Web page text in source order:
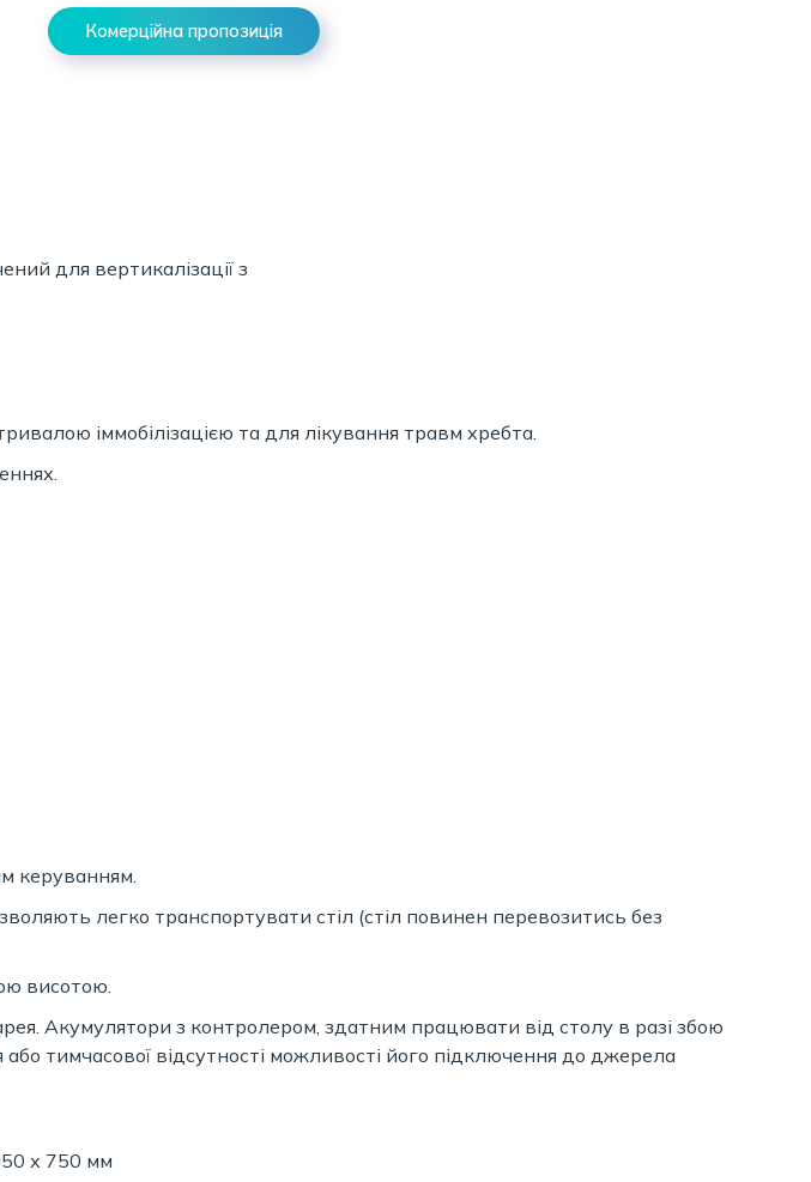
Комерційна пропозиція
для вертикалізації з
іммобілізацією та для лікування травм хребта.
керуванням.
легко транспортувати стіл (стіл повинен перевозитись без
висотою.
Акумулятори з контролером, здатним працювати від столу в разі збою
тимчасової відсутності можливості його підключення до джерела
х 750 мм